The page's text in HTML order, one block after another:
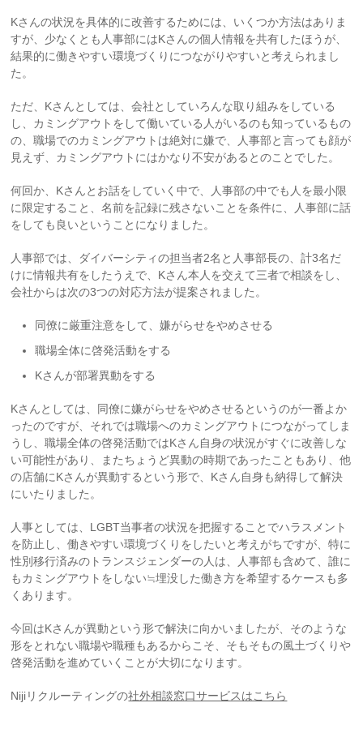
Kさんの状況を具体的に改善するためには、いくつか方法はありま
すが、少なくとも人事部にはKさんの個人情報を共有したほうが、
結果的に働きやすい環境づくりにつながりやすいと考えられまし
た。
ただ、Kさんとしては、会社としていろんな取り組みをしている
し、カミングアウトをして働いている人がいるのも知っているもの
の、職場でのカミングアウトは絶対に嫌で、人事部と言っても顔が
見えず、カミングアウトにはかなり不安があるとのことでした。
何回か、Kさんとお話をしていく中で、人事部の中でも人を最小限
に限定すること、名前を記録に残さないことを条件に、人事部に話
をしても良いということになりました。
人事部では、ダイバーシティの担当者2名と人事部長の、計3名だ
けに情報共有をしたうえで、Kさん本人を交えて三者で相談をし、
会社からは次の3つの対応方法が提案されました。
同僚に厳重注意をして、嫌がらせをやめさせる
職場全体に啓発活動をする
Kさんが部署異動をする
Kさんとしては、同僚に嫌がらせをやめさせるというのが一番よか
ったのですが、それでは職場へのカミングアウトにつながってしま
うし、職場全体の啓発活動ではKさん自身の状況がすぐに改善しな
い可能性があり、またちょうど異動の時期であったこともあり、他
の店舗にKさんが異動するという形で、Kさん自身も納得して解決
にいたりました。
人事としては、LGBT当事者の状況を把握することでハラスメント
を防止し、働きやすい環境づくりをしたいと考えがちですが、特に
性別移行済みのトランスジェンダーの人は、人事部も含めて、誰に
もカミングアウトをしない≒埋没した働き方を希望するケースも多
くあります。
今回はKさんが異動という形で解決に向かいましたが、そのような
形をとれない職場や職種もあるからこそ、そもそもの風土づくりや
啓発活動を進めていくことが大切になります。
Nijiリクルーティングの社外相談窓口サービスはこちら